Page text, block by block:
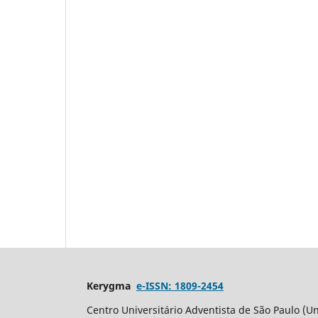
Kerygma e-ISSN: 1809-2454
Centro Universitário Adventista de São Paulo